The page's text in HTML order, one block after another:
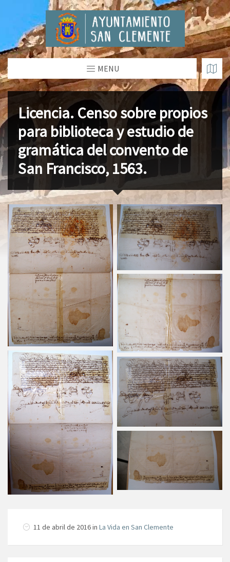
MENU
Licencia. Censo sobre propios
para biblioteca y estudio de
gramática del convento de
San Francisco, 1563.
11 de abril de 2016 in La Vida en San Clemente